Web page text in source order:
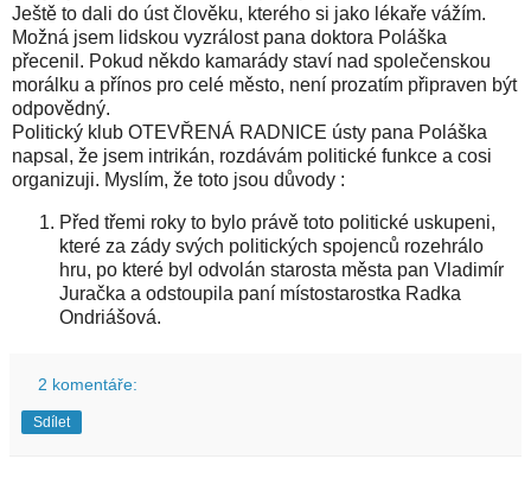
Ještě to dali do úst člověku, kterého si jako lékaře vážím.
Možná jsem lidskou vyzrálost pana doktora Poláška
přecenil. Pokud někdo kamarády staví nad společenskou
morálku a přínos pro celé město, není prozatím připraven být
odpovědný.
Politický klub OTEVŘENÁ RADNICE ústy pana Poláška
napsal, že jsem intrikán, rozdávám politické funkce a cosi
organizuji. Myslím, že toto jsou důvody :
Před třemi roky to bylo právě toto politické uskupeni,
které za zády svých politických spojenců rozehrálo
hru, po které byl odvolán starosta města pan Vladimír
Juračka a odstoupila paní místostarostka Radka
Ondriášová.
2 komentáře:
Sdílet